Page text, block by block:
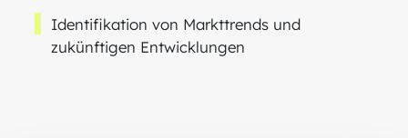
Identifikation von Markttrends und
zukünftigen Entwicklungen